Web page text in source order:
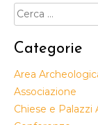
Ricerca
per:
Categorie
Area
Associazione
Chiese e Palazzi